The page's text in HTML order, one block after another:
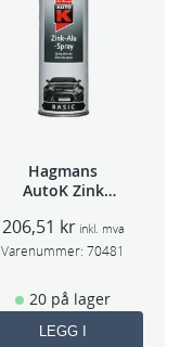
Hagmans
AutoK Zink
206,51 kr inkl. mva
Varenummer: 70481
20 på lager
LEGG I